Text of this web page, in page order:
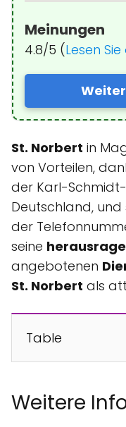
Meinungen
4.8/5 (Lesen
St. Norbert in
von Vorteilen,
der Karl-
Deutschland,
der
seine
angebotenen
St. Norbert als
Table
Weitere